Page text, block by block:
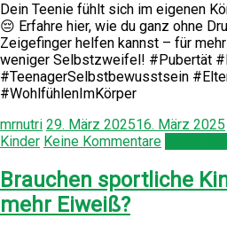
Dein Teenie fühlt sich im eigenen
😔 Erfahre hier, wie du ganz ohne
Zeigefinger helfen kannst – für
weniger Selbstzweifel! #Pubertät
#TeenagerSelbstbewusstsein
#WohlfühlenImKörper
mrnutri 29. März 202516. März 2025
Kinder Keine Kommentare
Brauchen sportliche
mehr Eiweiß?